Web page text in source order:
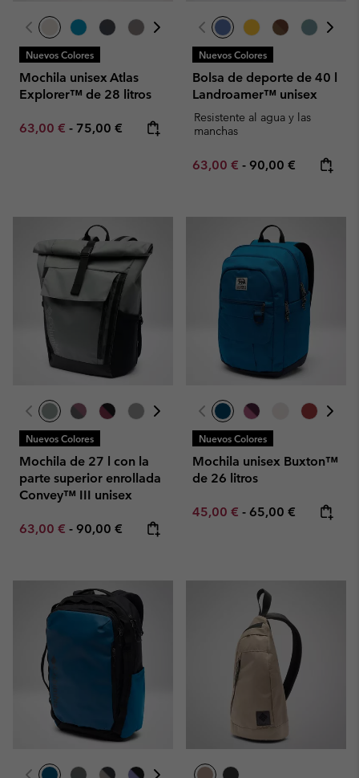
Nuevos Colores
Mochila unisex Atlas
Explorer™ de 28 litros
Minimum sale price:
63,00 € - Maximum price:
75,00 €
Nuevos Colores
Bolsa de deporte de 40 l
Landroamer™ unisex
Resistente al agua y las
manchas
Minimum sale price:
63,00 € - Maximum price:
90,00 €
Nuevos Colores
Mochila de 27 l con la
parte superior enrollada
Convey™ III unisex
Minimum sale price:
63,00 € - Maximum price:
90,00 €
Nuevos Colores
Mochila unisex Buxton™
de 26 litros
Minimum sale price:
45,00 € - Maximum price:
65,00 €